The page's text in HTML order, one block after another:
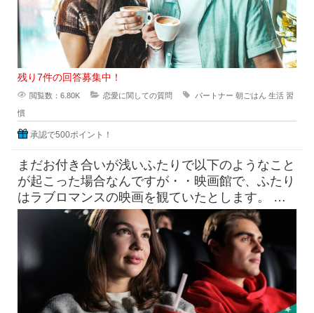
残り7件の回答募集中！
閲覧数：6.80K 恋愛に関しての質問 パートナー 朝ごはん 生活 習
慣
承認で500ポイント！
まだお付き合いが浅いふたりで以下のようなこと
が起こった場合なんですが・・映画館で、ふたり
はラブロマンスの映画を観ていたとします。 上
映中には思ったいじょうに激